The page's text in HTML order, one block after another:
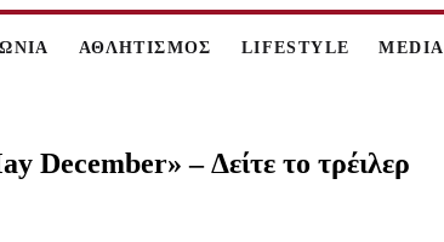
ΑΘΛΗΤΙΣΜΟΣ LIFESTYLE MEDIA
December» – Δείτε το τρέιλερ